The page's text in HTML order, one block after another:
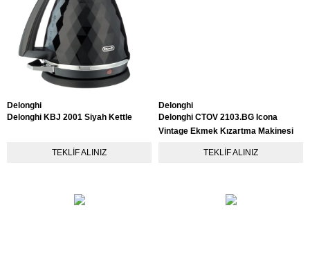
TEKLIF ALINIZ
Delonghi
Delonghi KBJ 2001 Siyah Kettle
TEKLIF ALINIZ
Delonghi
Delonghi CTOV 2103.BG Icona
Vintage Ekmek Kızartma Makinesi